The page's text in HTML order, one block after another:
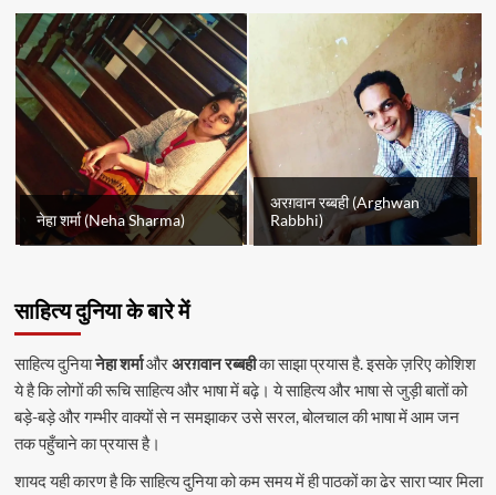
नेहा शर्मा (Neha Sharma)
अरग़वान रब्बही (Arghwan
Rabbhi)
साहित्य दुनिया के बारे में
साहित्य दुनियानेहा शर्माऔरअरग़वान रब्बहीका साझा प्रयास है. इसके ज़रिए कोशिश
ये है कि लोगों की रूचि साहित्य और भाषा में बढ़े। ये साहित्य और भाषा से जुड़ी बातों को
बड़े-बड़े और गम्भीर वाक्यों से न समझाकर उसे सरल, बोलचाल की भाषा में आम जन
तक पहुँचाने का प्रयास है।
शायद यही कारण है कि साहित्य दुनिया को कम समय में ही पाठकों का ढेर सारा प्यार मिला